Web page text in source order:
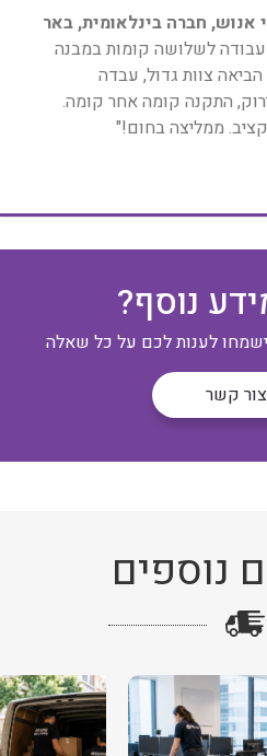
חברה בינלאומית, באר
עמדות עבודה לשלושה קומות במבנה
צוות גדול, עבדה
התקנה קומה אחר קומה.
ממליצה בחום!"
נוסף?
לענות לכם על כל שאלה
צור קשר
נוספים